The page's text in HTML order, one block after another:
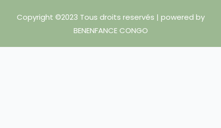
Copyright ©2023 Tous droits reservés | powered by
BENENFANCE CONGO